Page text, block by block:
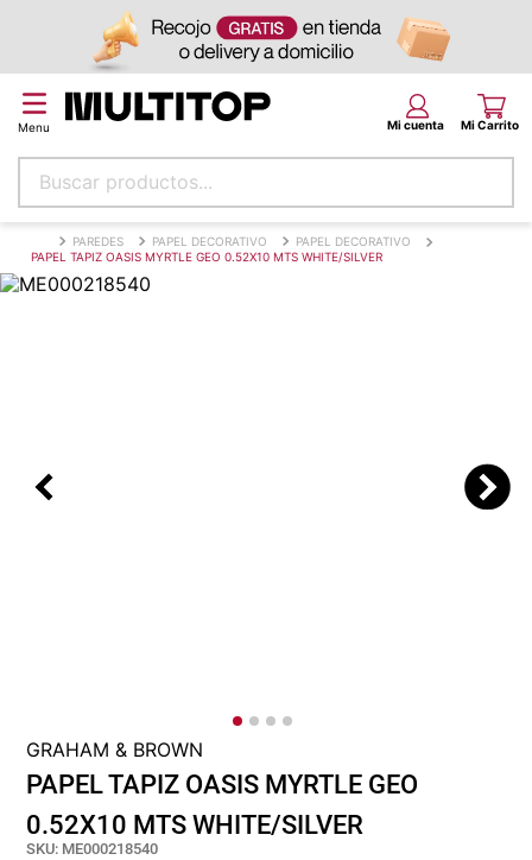
Buscar productos...
PAREDES PAPEL DECORATIVO
PAPEL DECORATIVO
PAPEL TAPIZ OASIS MYRTLE GEO 0.52X10 MTS WHITE/SILVER
GRAHAM & BROWN
PAPEL TAPIZ OASIS MYRTLE GEO
0.52X10 MTS WHITE/SILVER
SKU: ME000218540
Términos más buscados
papel tapiz
tela